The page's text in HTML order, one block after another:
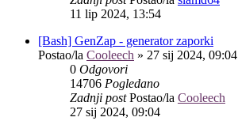
11 lip 2024, 13:54
[Bash] GenZap - generator zaporki
Postao/la Cooleech » 27 sij 2024, 09:04
0 Odgovori
14706 Pogledano
Zadnji postPostao/la Cooleech
27 sij 2024, 09:04